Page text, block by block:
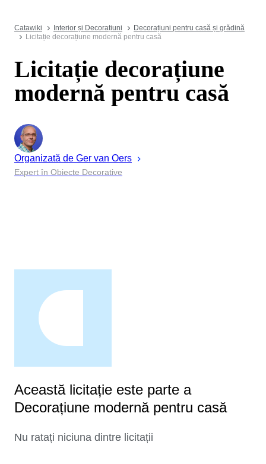
Catawiki Interior și Decorațiuni
Decorațiuni pentru casă și grădină
Licitație decorațiune modernă pentru casă
Licitație decorațiune
modernă pentru casă
Organizată de Ger van Oers
Expert în Obiecte Decorative
Această licitație este parte a
Decorațiune modernă pentru casă
Nu ratați niciuna dintre licitații